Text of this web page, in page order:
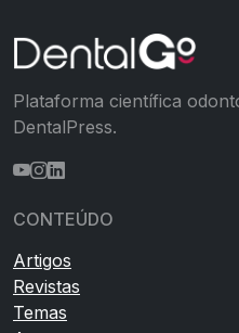
Plataforma científica
DentalPress.
CONTEÚDO
Artigos
Revistas
Temas